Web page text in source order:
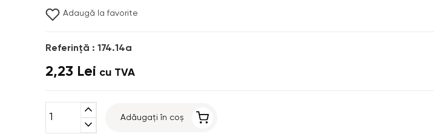
Adaugă la favorite
Referinţă : 174.14a
2,23 Lei cu TVA
expand_less
expand_more
Adăugați în coș